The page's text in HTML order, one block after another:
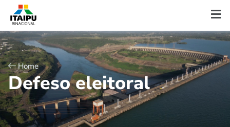
Home
Defeso eleitoral